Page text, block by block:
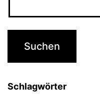
Schlagwörter